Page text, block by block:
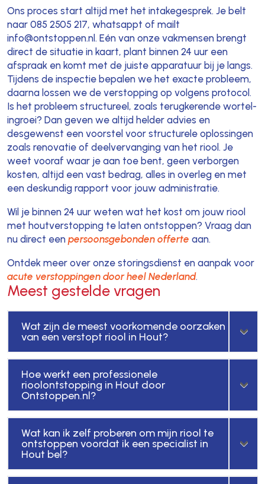
Ons proces start altijd met het intakegesprek. Je belt
naar 085 2505 217, whatsappt of mailt
info@ontstoppen.nl. Eén van onze vakmensen brengt
direct de situatie in kaart, plant binnen 24 uur een
afspraak en komt met de juiste apparatuur bij je langs.
Tijdens de inspectie bepalen we het exacte probleem,
daarna lossen we de verstopping op volgens protocol.
Is het probleem structureel, zoals terugkerende wortel-
ingroei? Dan geven we altijd helder advies en
desgewenst een voorstel voor structurele oplossingen
zoals renovatie of deelvervanging van het riool. Je
weet vooraf waar je aan toe bent, geen verborgen
kosten, altijd een vast bedrag, alles in overleg en met
een deskundig rapport voor jouw administratie.
Wil je binnen 24 uur weten wat het kost om jouw riool
met houtverstopping te laten ontstoppen? Vraag dan
nu direct een persoonsgebonden offerte aan.
Ontdek meer over onze storingsdienst en aanpak voor
acute verstoppingen door heel Nederland.
Meest gestelde vragen
Wat zijn de meest voorkomende oorzaken
van een verstopt riool in Hout?
Hoe werkt een professionele
rioolontstopping in Hout door
Ontstoppen.nl?
Wat kan ik zelf proberen om mijn riool te
ontstoppen voordat ik een specialist in
Hout bel?